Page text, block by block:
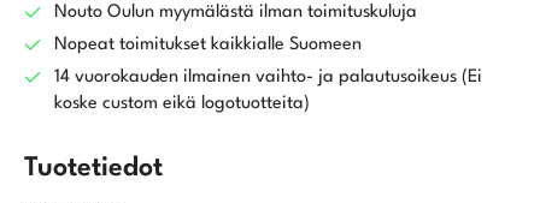
Nouto Oulun myymälästä ilman toimituskuluja
Nopeat toimitukset kaikkialle Suomeen
14 vuorokauden ilmainen vaihto- ja palautusoikeus (Ei
koske custom eikä logotuotteita)
Tuotetiedot